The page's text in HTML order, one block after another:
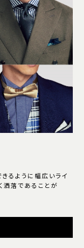
るように幅広いライ
洒落であることが